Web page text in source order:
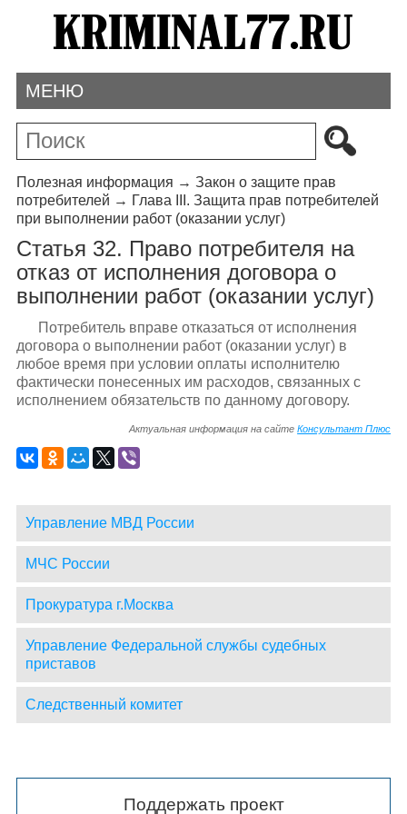
МЕНЮ
Полезная информация → Закон о защите прав
потребителей → Глава III. Защита прав потребителей
при выполнении работ (оказании услуг)
Статья 32. Право потребителя на
отказ от исполнения договора о
выполнении работ (оказании услуг)
Потребитель вправе отказаться от исполнения
договора о выполнении работ (оказании услуг) в
любое время при условии оплаты исполнителю
фактически понесенных им расходов, связанных с
исполнением обязательств по данному договору.
Актуальная информация на сайтеКонсультант Плюс
Управление МВД России
МЧС России
Прокуратура г.Москва
Управление Федеральной службы судебных
приставов
Следственный комитет
Поддержать проект